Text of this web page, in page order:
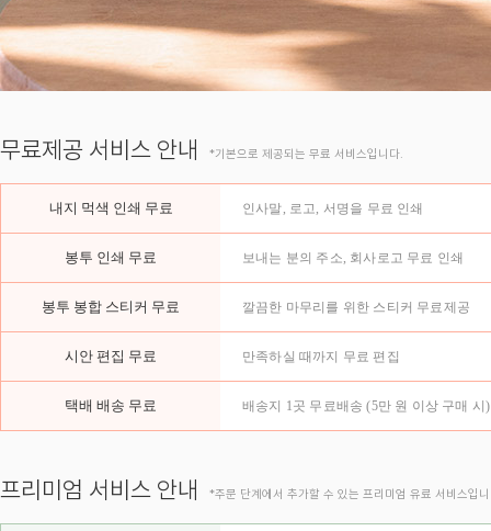
무료제공 서비스 안내 *기본으로 제공되는 무료 서비스입니다.
내지 먹색 인쇄 무료 인사말, 로고, 서명을 무료 인쇄
봉투 인쇄 무료 보내는 분의 주소, 회사로고 무료 인쇄
봉투 봉합 스티커 무료 깔끔한 마무리를 위한 스티커 무료제공
시안 편집 무료 만족하실 때까지 무료 편집
택배 배송 무료 배송지 1곳 무료배송 (5만 원 이상 구매 시)
프리미엄 서비스 안내 *주문 단계에서 추가할 수 있는 프리미엄 유료 서비스입